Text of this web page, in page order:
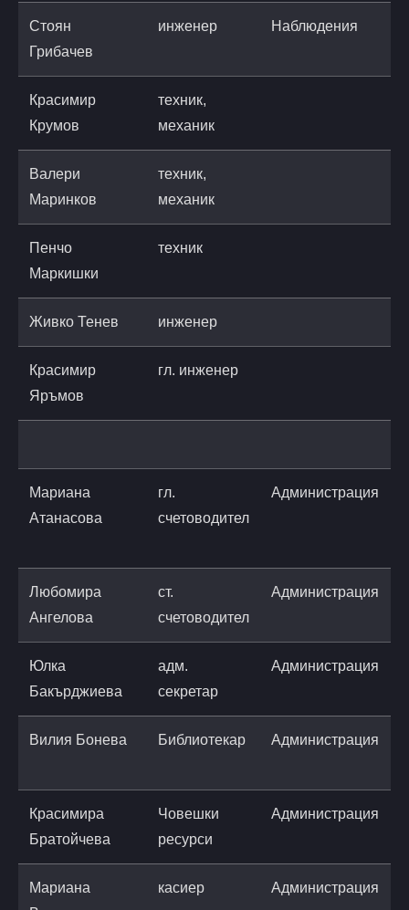
Стоян
Грибачев
инженер Наблюдения
Красимир
Крумов
техник,
механик
Валери
Маринков
техник,
механик
Пенчо
Маркишки
техник
Живко Тенев инженер
Красимир
Яръмов
гл. инженер
Мариана
Атанасова
гл.
счетоводител
Администрация
Любомира
Ангелова
ст.
счетоводител
Администрация
Юлка
Бакърджиева
адм.
секретар
Администрация
Вилия Бонева Библиотекар Администрация
Красимира
Братойчева
Човешки
ресурси
Администрация
Мариана
касиер Администрация